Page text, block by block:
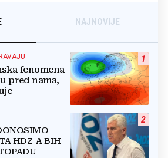
NAJNOVIJE
1
fenomena
pred nama,
2
HDZ-A BIH